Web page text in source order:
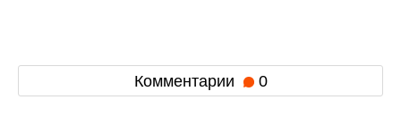
Комментарии 0